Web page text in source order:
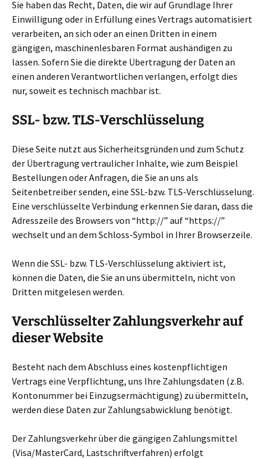
Sie haben das Recht, Daten, die wir auf Grundlage Ihrer
Einwilligung oder in Erfüllung eines Vertrags automatisiert
verarbeiten, an sich oder an einen Dritten in einem
gängigen, maschinenlesbaren Format aushändigen zu
lassen. Sofern Sie die direkte Übertragung der Daten an
einen anderen Verantwortlichen verlangen, erfolgt dies
nur, soweit es technisch machbar ist.
SSL- bzw. TLS-Verschlüsselung
Diese Seite nutzt aus Sicherheitsgründen und zum Schutz
der Übertragung vertraulicher Inhalte, wie zum Beispiel
Bestellungen oder Anfragen, die Sie an uns als
Seitenbetreiber senden, eine SSL-bzw. TLS-Verschlüsselung.
Eine verschlüsselte Verbindung erkennen Sie daran, dass die
Adresszeile des Browsers von “http://” auf “https://”
wechselt und an dem Schloss-Symbol in Ihrer Browserzeile.
Wenn die SSL- bzw. TLS-Verschlüsselung aktiviert ist,
können die Daten, die Sie an uns übermitteln, nicht von
Dritten mitgelesen werden.
Verschlüsselter Zahlungsverkehr auf
dieser Website
Besteht nach dem Abschluss eines kostenpflichtigen
Vertrags eine Verpflichtung, uns Ihre Zahlungsdaten (z.B.
Kontonummer bei Einzugsermächtigung) zu übermitteln,
werden diese Daten zur Zahlungsabwicklung benötigt.
Der Zahlungsverkehr über die gängigen Zahlungsmittel
(Visa/MasterCard, Lastschriftverfahren) erfolgt